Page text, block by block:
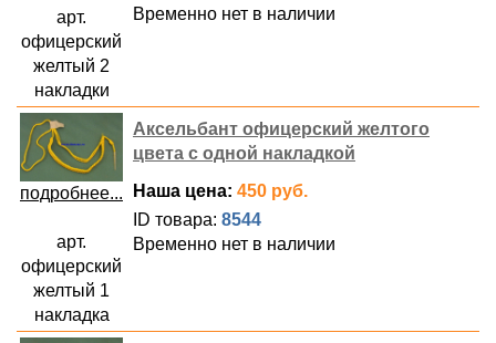
арт.
офицерский
желтый 2
накладки
Временно нет в наличии
подробнее...
арт.
офицерский
желтый 1
накладка
Аксельбант офицерский желтого
цвета с одной накладкой
Наша цена: 450 руб.
ID товара: 8544
Временно нет в наличии